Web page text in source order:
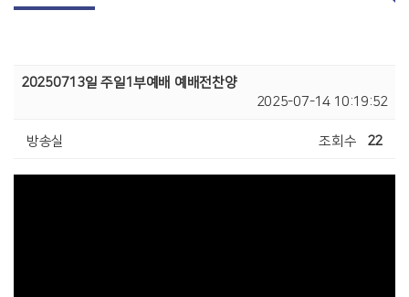
20250713일 주일1부예배 예배전찬양
2025-07-14 10:19:52
방송실 조회수 22